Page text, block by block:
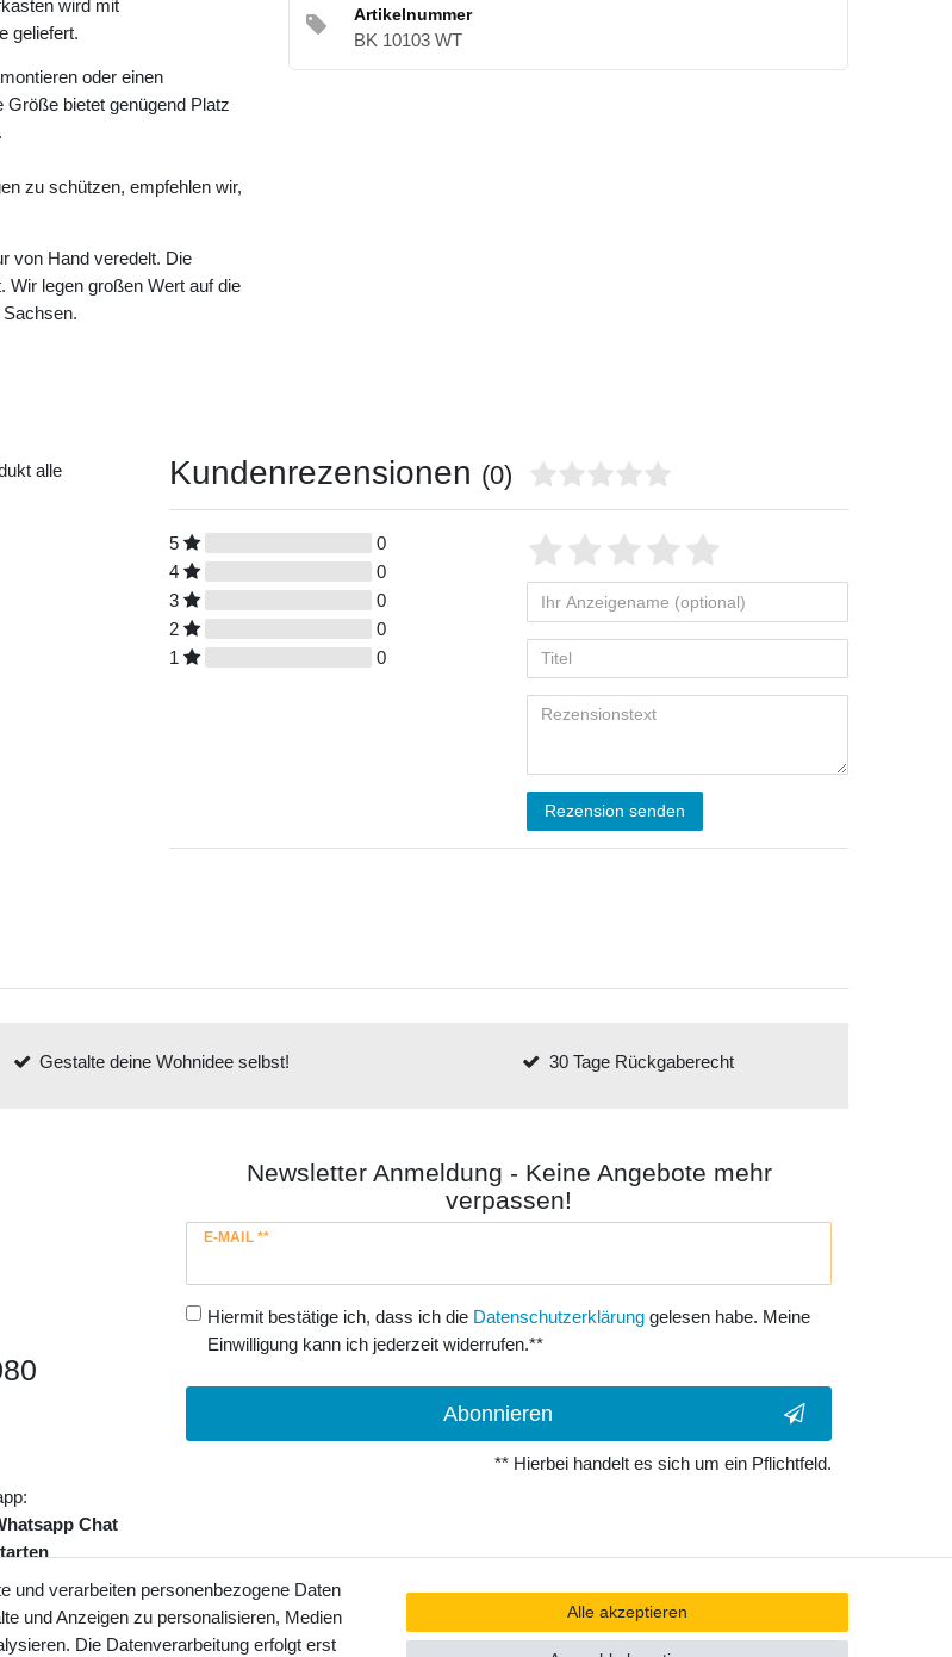
wird mit
geliefert.
oder einen
bietet genügend Platz
zu schützen, empfehlen wir,
von Hand veredelt. Die
Wir legen großen Wert auf die
Artikelnummer
BK 10103 WT
alle
Kundenrezensionen (0)
5
0
4
0
3
0
2
0
1
0
Rezension senden
Gestalte deine Wohnidee selbst! 30 Tage Rückgaberecht
Chat
MwSt. und
Newsletter Anmeldung - Keine Angebote mehr
verpassen!
E-MAIL **
Newsletter
Hiermit bestätige ich, dass ich die Daten­schutz­erklärunggelesen habe. Meine
Einwilligung kann ich jederzeit widerrufen.**
Abonnieren
** Hierbei handelt es sich um ein Pflichtfeld.
und verarbeiten personenbezogene Daten
und Anzeigen zu personalisieren, Medien
Die Datenverarbeitung erfolgt erst
Alle akzeptieren